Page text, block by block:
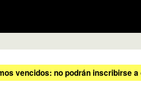
vencidos: no podrán inscribirse